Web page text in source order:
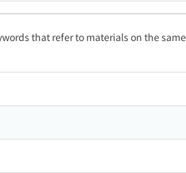
that refer to materials on the